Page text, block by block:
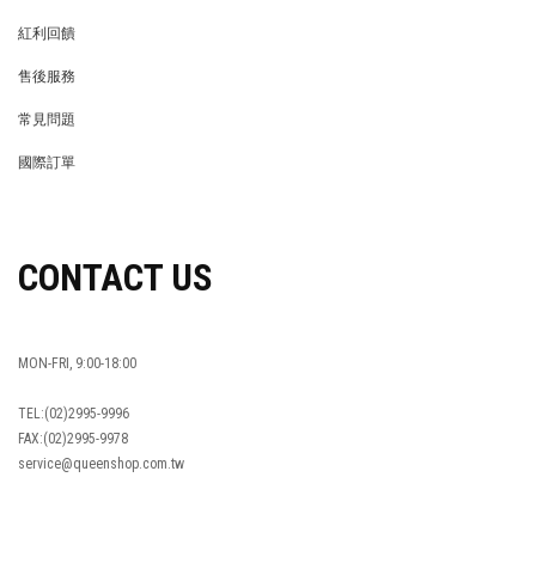
紅利回饋
售後服務
常見問題
國際訂單
CONTACT US
MON-FRI, 9:00-18:00
TEL:(02)2995-9996
FAX:(02)2995-9978
service@queenshop.com.tw